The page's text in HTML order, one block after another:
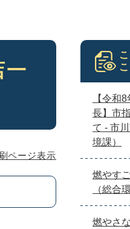
一
ページ表示
【令和
長】市
て - 市
境課）
燃やす
（総合
燃やさ